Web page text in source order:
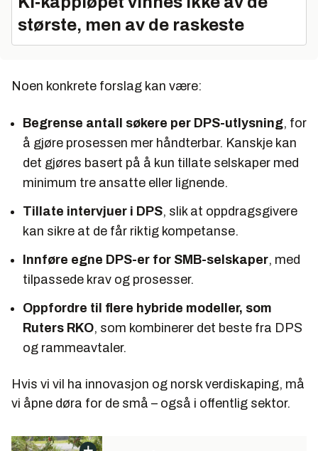
største, men av de raskeste
Noen konkrete forslag kan være:
Begrense antall søkere per DPS-utlysning, for
å gjøre prosessen mer håndterbar. Kanskje kan
det gjøres basert på å kun tillate selskaper med
minimum tre ansatte eller lignende.
Tillate intervjuer i DPS, slik at oppdragsgivere
kan sikre at de får riktig kompetanse.
Innføre egne DPS-er for SMB-selskaper, med
tilpassede krav og prosesser.
Oppfordre til flere hybride modeller, som
Ruters RKO, som kombinerer det beste fra DPS
og rammeavtaler.
Hvis vi vil ha innovasjon og norsk verdiskaping, må
vi åpne døra for de små – også i offentlig sektor.